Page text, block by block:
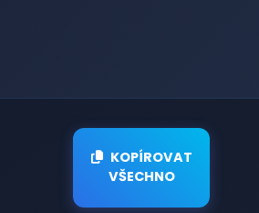
KOPÍROVAT
VŠECHNO